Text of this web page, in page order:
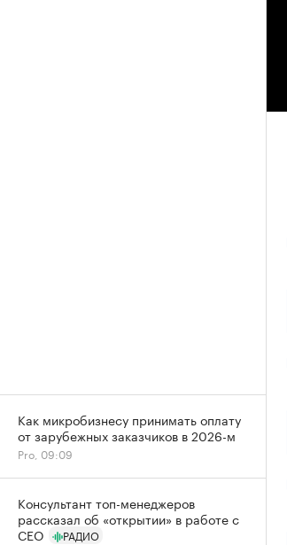
Как микробизнесу принимать оплату
от зарубежных заказчиков в 2026-м
Pro, 09:09
Консультант топ-менеджеров
рассказал об «открытии» в работе с
CEO
РАДИО